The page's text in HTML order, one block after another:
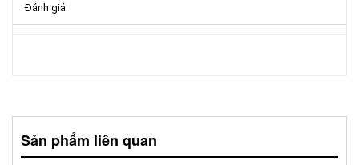
Đánh giá
Sản phẩm liên quan